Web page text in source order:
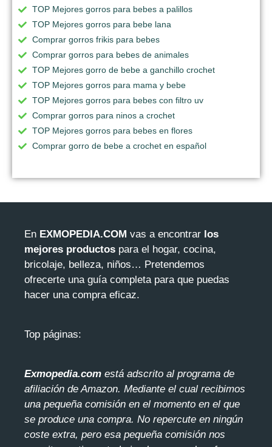
TOP Mejores gorros para bebes a palillos
TOP Mejores gorros para bebe lana
Comprar gorros frikis para bebes
Comprar gorros para bebes de animales
TOP Mejores gorro de bebe a ganchillo crochet
TOP Mejores gorros para mama y bebe
TOP Mejores gorros para bebes con filtro uv
Comprar gorros para ninos a crochet
TOP Mejores gorros para bebes en flores
Comprar gorro de bebe a crochet en español
En EXMOPEDIA.COM vas a encontrar los
mejores productos para el hogar, cocina,
bricolaje, belleza, niños… Pretendemos
ofrecerte una guía completa para que puedas
hacer una compra eficaz.
Top páginas:
Exmopedia.com está adscrito al programa de
afiliación de Amazon. Mediante el cual recibimos
una pequeña comisión en el momento en el que
se produce una compra. No repercute en ningún
coste extra, pero esa pequeña comisión nos